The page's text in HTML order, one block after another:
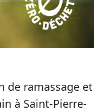
de ramassage et
à Saint-Pierre-